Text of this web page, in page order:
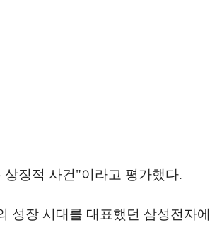
징적 사건"이라고 평가했다.
성장 시대를 대표했던 삼성전자에